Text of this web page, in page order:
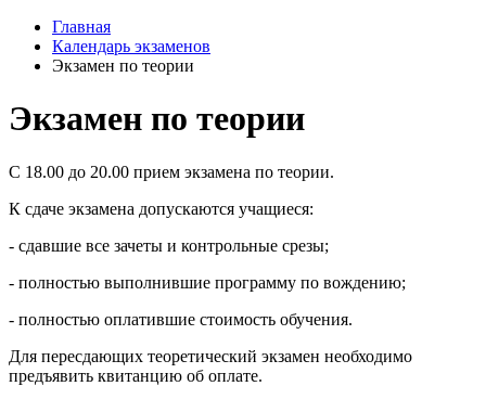
Главная
Календарь экзаменов
Экзамен по теории
Экзамен по теории
С 18.00 до 20.00 прием экзамена по теории.
К сдаче экзамена допускаются учащиеся:
- сдавшие все зачеты и контрольные срезы;
- полностью выполнившие программу по вождению;
- полностью оплатившие стоимость обучения.
Для пересдающих теоретический экзамен необходимо
предъявить квитанцию об оплате.